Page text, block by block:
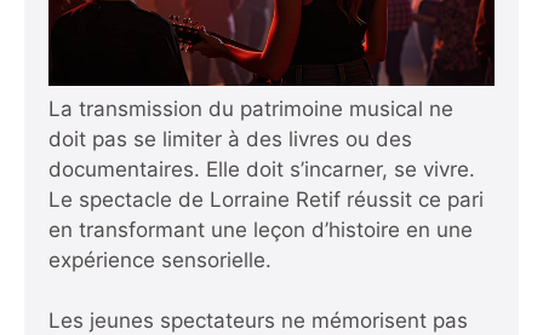
La transmission du patrimoine musical ne
doit pas se limiter à des livres ou des
documentaires. Elle doit s’incarner, se vivre.
Le spectacle de Lorraine Retif réussit ce pari
en transformant une leçon d’histoire en une
expérience sensorielle.
Les jeunes spectateurs ne mémorisent pas